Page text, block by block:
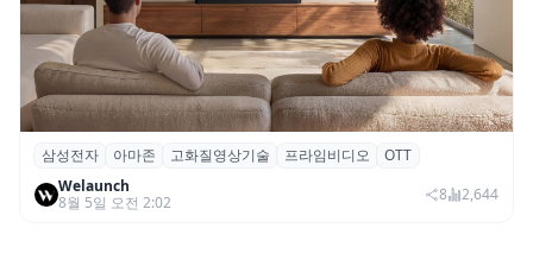
삼성전자·아마존, 프라임 비디오에 ‘HDR10+
어드밴스드’ 적용
삼성전자 아마존 고화질영상기술 프라임비디오
OTT
Welaunch
8월 5일 오전 2:02
8 2,644